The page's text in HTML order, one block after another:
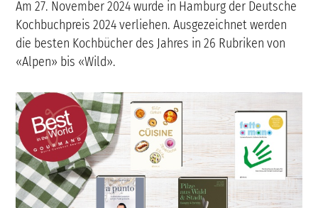
Am 27. November 2024 wurde in Hamburg der Deutsche
Kochbuchpreis 2024 verliehen. Ausgezeichnet werden
die besten Kochbücher des Jahres in 26 Rubriken von
«Alpen» bis «Wild».